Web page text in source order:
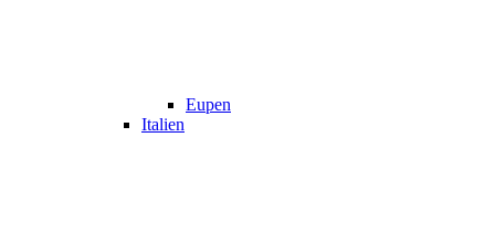
Eupen
Italien